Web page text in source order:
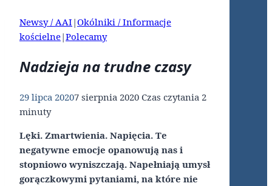
Newsy / AAI |Okólniki / Informacje
kościelne|Polecamy
Nadzieja na trudne czasy
29 lipca 20207 sierpnia 2020 Czas czytania 2
minuty
Lęki. Zmartwienia. Napięcia. Te
negatywne emocje opanowują nas i
stopniowo wyniszczają. Napełniają umysł
gorączkowymi pytaniami, na które nie